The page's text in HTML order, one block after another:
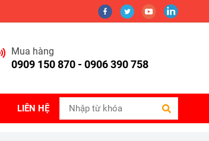
Mua hàng
0909 150 870 - 0906 390 758
LIÊN HỆ